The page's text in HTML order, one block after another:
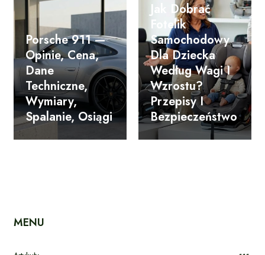
Porsche 911 —
Opinie, Cena,
Dane
Techniczne,
Wymiary,
Spalanie, Osiągi
Jak Dobrać
Fotelik
Samochodowy
Dla Dziecka
Według Wagi I
Wzrostu?
Przepisy I
Bezpieczeństwo
MENU